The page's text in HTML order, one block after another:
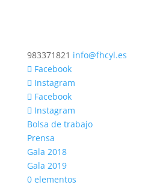
983371821 info@fhcyl.es
Facebook
Instagram
Facebook
Instagram
Bolsa de trabajo
Prensa
Gala 2018
Gala 2019
0 elementos